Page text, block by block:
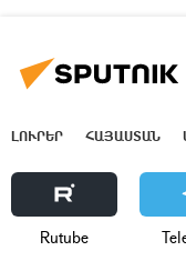
ԼՈՒՐԵՐ ՀԱՅԱՍՏԱՆ
Rutube